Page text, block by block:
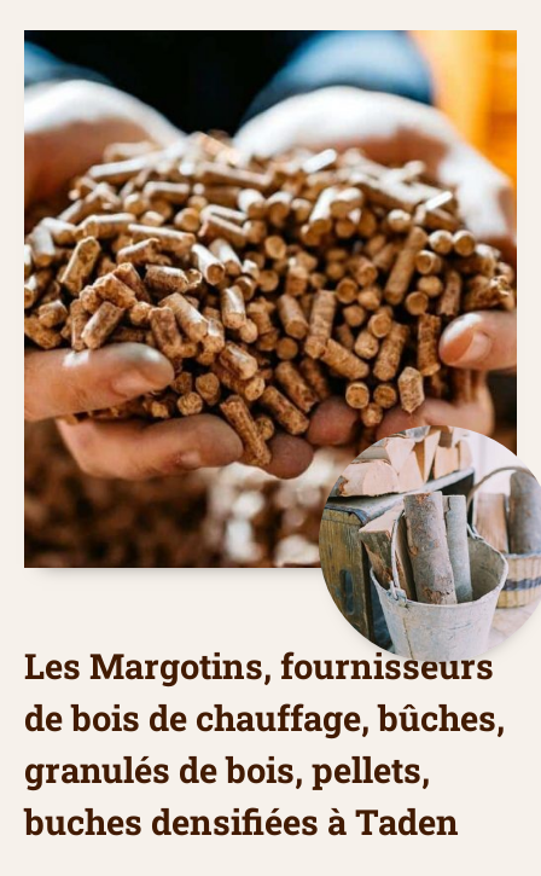
Les Margotins, fournisseurs
de bois de chauffage, bûches,
granulés de bois, pellets,
buches densifiées à Taden